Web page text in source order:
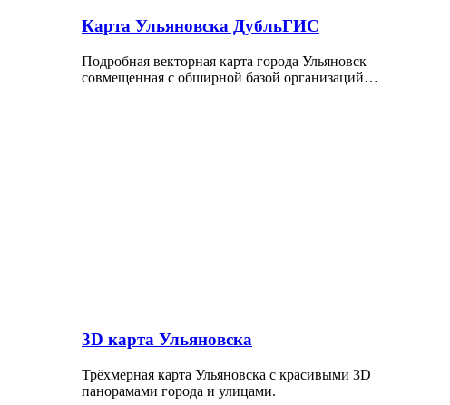
Карта Ульяновска ДубльГИС
Подробная векторная карта города Ульяновск
совмещенная с обширной базой организаций…
3D карта Ульяновска
Трёхмерная карта Ульяновска с красивыми 3D
панорамами города и улицами.